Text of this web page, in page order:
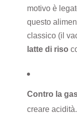
motivo è
questo
classico (il
latte di riso
Contro la
creare